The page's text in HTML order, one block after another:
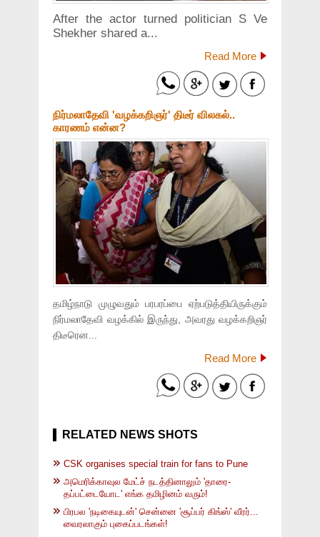
After the actor turned politician S Ve
Shekher shared a...
Read More
நிர்மலாதேவி 'வழக்கறிஞர்' திடீர் விலகல்..
காரணம் என்ன?
தமிழ்நாடு முழுவதும் பரபரப்பை ஏற்படுத்தியிருக்கும்
நிர்மலாதேவி வழக்கில் இருந்து, அவரது வழக்கறிஞர்
திடீரென...
Read More
RELATED NEWS SHOTS
CSK organises special train for fans to Pune
அமெரிக்காவுல மேட்ச் நடத்தினாலும் 'தாரை-
தப்பட்டையோட' எங்க தமிழினம் வரும்!
பிரபல 'நடிகையுடன்' சென்னை 'சூப்பர் கிங்ஸ்' வீரர்...
வைரலாகும் புகைப்படங்கள்!